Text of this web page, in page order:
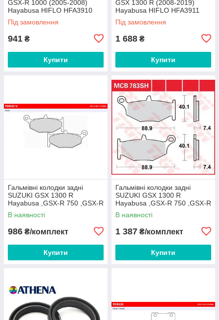
GSX-R 1000 (2005-2008)
Hayabusa HIFLO HFA3910
Під замовлення
941 ₴
Купити
GSX 1300 R (2008-2019)
Hayabusa HIFLO HFA3911
Під замовлення
1 688 ₴
Купити
Гальмівні колодки задні
SUZUKI GSX 1300 R
Hayabusa ,GSX-R 750 ,GSX-R
600 | GSR 600 FE
FDB2213EFP
В наявності
986 ₴/комплект
Купити
Гальмівні колодки задні
SUZUKI GSX 1300 R
Hayabusa ,GSX-R 750 ,GSX-R
600 | GSR 600 TRW
MCB783SH
В наявності
1 387 ₴/комплект
Купити